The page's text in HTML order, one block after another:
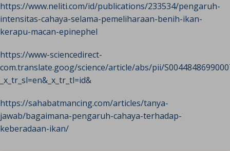
https://www.neliti.com/id/publications/233534/pengaruh-
intensitas-cahaya-selama-pemeliharaan-benih-ikan-
kerapu-macan-epinephel
https://www-sciencedirect-
com.translate.goog/science/article/abs/pii/
_x_tr_sl=en&_x_tr_tl=id&
https://sahabatmancing.com/articles/tanya-
jawab/bagaimana-pengaruh-cahaya-terhadap-
keberadaan-ikan/